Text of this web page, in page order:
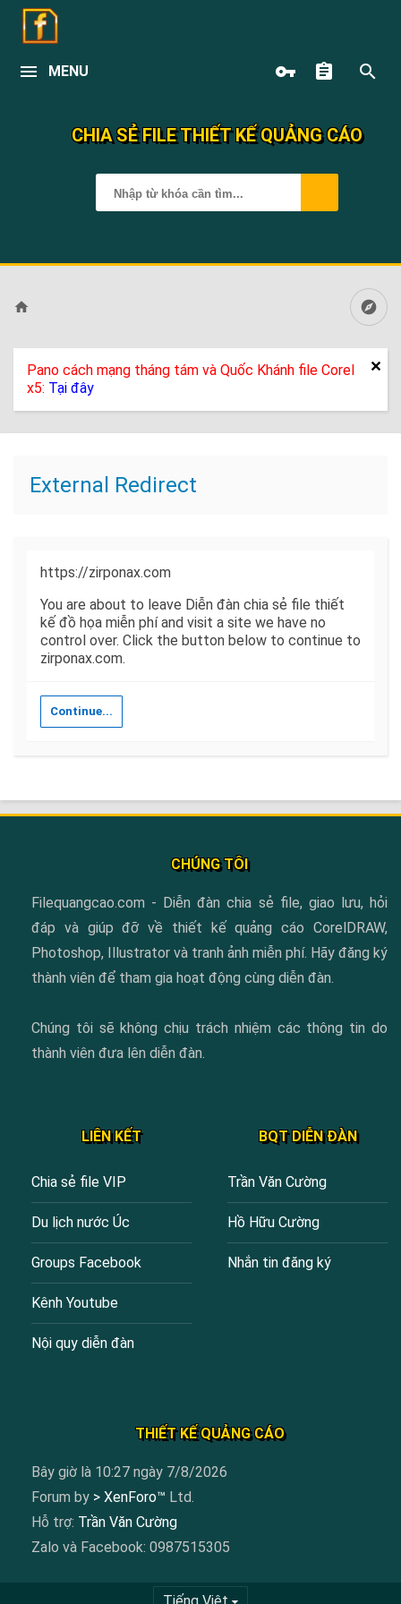
MENU
CHIA SẺ FILE THIẾT KẾ QUẢNG CÁO
Pano cách mạng tháng tám và Quốc Khánh file Corel
x5: Tại đây
External Redirect
https://zirponax.com
You are about to leave Diễn đàn chia sẻ file thiết
kế đồ họa miễn phí and visit a site we have no
control over. Click the button below to continue to
zirponax.com.
Continue...
CHÚNG TÔI
Filequangcao.com - Diễn đàn chia sẻ file, giao lưu, hỏi
đáp và giúp đỡ về thiết kế quảng cáo CorelDRAW,
Photoshop, Illustrator và tranh ảnh miễn phí. Hãy đăng ký
thành viên để tham gia hoạt động cùng diễn đàn.
Chúng tôi sẽ không chịu trách nhiệm các thông tin do
thành viên đưa lên diễn đàn.
LIÊN KẾT
Chia sẻ file VIP
Du lịch nước Úc
Groups Facebook
Kênh Youtube
Nội quy diễn đàn
BQT DIỄN ĐÀN
Trần Văn Cường
Hồ Hữu Cường
Nhắn tin đăng ký
THIẾT KẾ QUẢNG CÁO
Bây giờ là 10:27 ngày 7/8/2026
Forum by > XenForo™ Ltd.
Hỗ trợ: Trần Văn Cường
Zalo và Facebook: 0987515305